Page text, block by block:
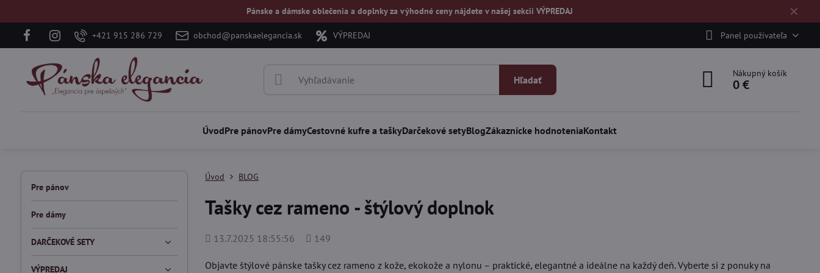
✕
Pánske a dámske oblečenia a doplnky za výhodné ceny nájdete v našejsekcii VÝPREDAJ
+421 915 286 729 obchod@panskaelegancia.sk VÝPREDAJ Panel používateľa
Hľadať
Nákupný košík
0 €
ÚvodPre pánovPre dámyCestovné kufre a taškyDarčekové setyBlogZákaznícke hodnoteniaKontakt
Úvod BLOG
Tašky cez rameno - štýlový doplnok
Pridané
13.7.2025 18:55:56
Počet
149
Objavte štýlové pánske tašky cez rameno z kože, ekokože a nylonu – praktické, elegantné a ideálne na každý deň. Vyberte si z ponuky na
Pre pánov
Pre dámy
DARČEKOVÉ SETY
VÝPREDAJ